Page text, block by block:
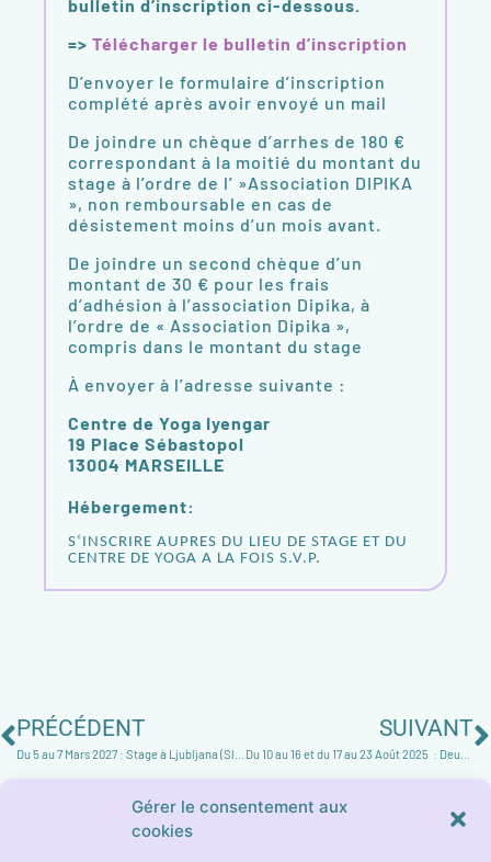
Gérer le consentement aux
cookies
bulletin d’inscription ci-dessous.
=> Télécharger le bulletin d’inscription
D’envoyer le formulaire d’inscription
complété après avoir envoyé un mail
De joindre un chèque d’arrhes de 180 €
correspondant à la moitié du montant du
stage à l’ordre de l’ »Association DIPIKA
», non remboursable en cas de
désistement moins d’un mois avant.
De joindre un second chèque d’un
montant de 30 € pour les frais
d’adhésion à l’association Dipika, à
l’ordre de « Association Dipika »,
compris dans le montant du stage
À envoyer à l’adresse suivante :
Centre de Yoga Iyengar
19 Place Sébastopol
13004 MARSEILLE
Hébergement:
S‘INSCRIRE AUPRES DU LIEU DE STAGE ET DU
CENTRE DE YOGA A LA FOIS S.V.P.
PRÉCÉDENT SUIVANT